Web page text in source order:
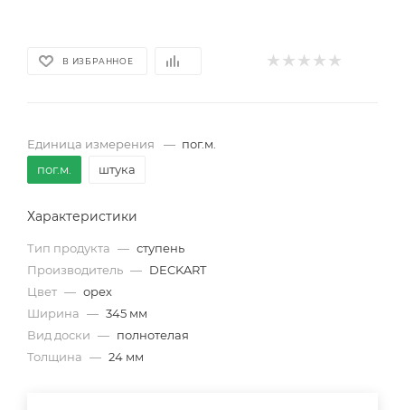
В ИЗБРАННОЕ
Единица измерения — пог.м.
пог.м.
штука
Характеристики
Тип продукта — ступень
Производитель — DECKART
Цвет — орех
Ширина — 345 мм
Вид доски — полнотелая
Толщина — 24 мм